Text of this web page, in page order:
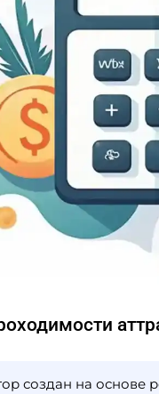
создан на основе